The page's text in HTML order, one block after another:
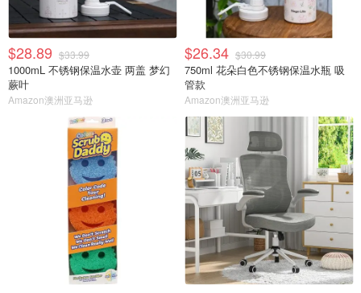
$28.89 $33.99
1000mL 不锈钢保温水壶 两盖 梦幻
蕨叶
Amazon澳洲亚马逊
$26.34 $30.99
750ml 花朵白色不锈钢保温水瓶 吸
管款
Amazon澳洲亚马逊